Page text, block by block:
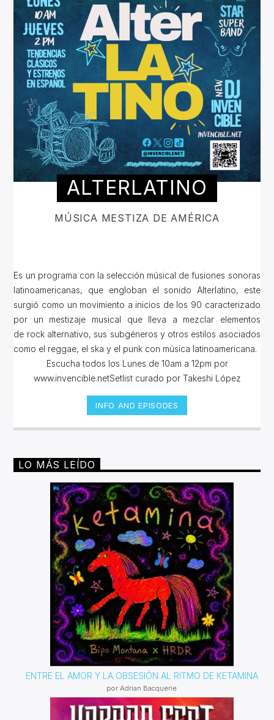
ALTERLATINO
MÚSICA MESTIZA DE AMÉRICA
Es un programa con la selección músical de fusiones sonoras
latinoamericanas, que engloban el sonido Alterlatino, este
surgió como un movimiento a inicios de los 90 caracterizado
por un mestizaje musical que lleva a mezclar elementos
de rock alternativo, sus subgéneros y otros estilos asociados
como el reggae, el ska y el punk con música latinoamericana.
Escucha todos los Lunes de 10am a 12pm por
www.invencible.netSetlist curado por Takeshi López
INFO AND EPISODES
LO MÁS LEÍDO
ENTRE EL AMOR Y LA OBSESIÓN AL RITMO DE KETAMINA
por Adrian Bacquerie